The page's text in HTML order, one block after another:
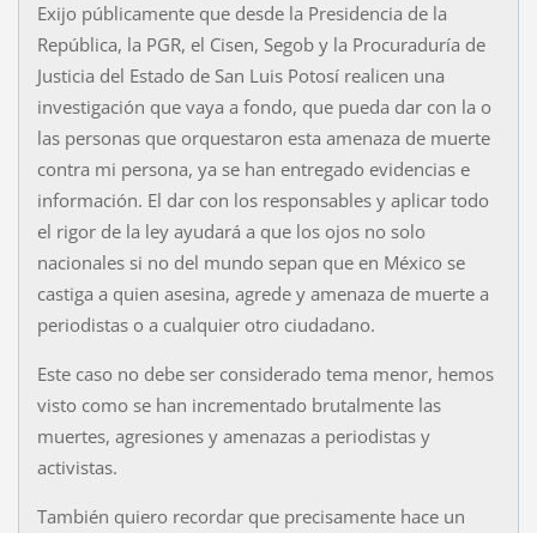
Exijo públicamente que desde la Presidencia de la
República, la PGR, el Cisen, Segob y la Procuraduría de
Justicia del Estado de San Luis Potosí realicen una
investigación que vaya a fondo, que pueda dar con la o
las personas que orquestaron esta amenaza de muerte
contra mi persona, ya se han entregado evidencias e
información. El dar con los responsables y aplicar todo
el rigor de la ley ayudará a que los ojos no solo
nacionales si no del mundo sepan que en México se
castiga a quien asesina, agrede y amenaza de muerte a
periodistas o a cualquier otro ciudadano.
Este caso no debe ser considerado tema menor, hemos
visto como se han incrementado brutalmente las
muertes, agresiones y amenazas a periodistas y
activistas.
También quiero recordar que precisamente hace un